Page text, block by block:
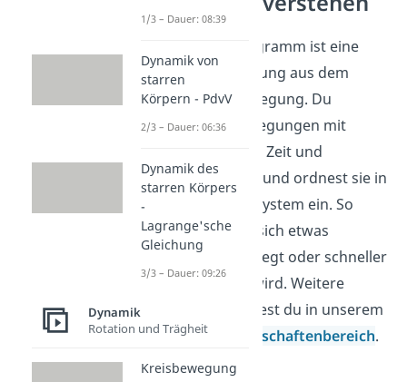
Ein Weg Zeit Diagramm ist eine
typische Darstellung aus dem
Themenfeld Bewegung. Du
beschreibst Bewegungen mit
Größen wie Weg, Zeit und
Geschwindigkeit und ordnest sie in
ein Koordinatensystem ein. So
erkennst du, ob sich etwas
gleichmäßig bewegt oder schneller
und langsamer wird. Weitere
Videos dazu findest du in unserem
Ingenieurwissenschaftenbereich.
1/3 – Dauer: 08:39
Dynamik von
starren
Körpern - PdvV
2/3 – Dauer: 06:36
Dynamik des
starren Körpers
-
Lagrange'sche
Gleichung
3/3 – Dauer: 09:26
Dynamik
Rotation und Trägheit
Kreisbewegung